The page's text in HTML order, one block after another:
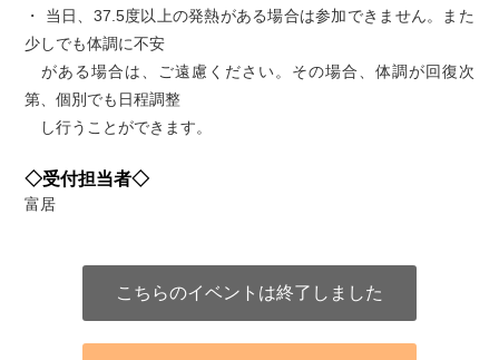
・ 当日、37.5度以上の発熱がある場合は参加できません。また
少しでも体調に不安
がある場合は、ご遠慮ください。その場合、体調が回復次
第、個別でも日程調整
し行うことができます。
◇受付担当者◇
富居
こちらのイベントは終了しました